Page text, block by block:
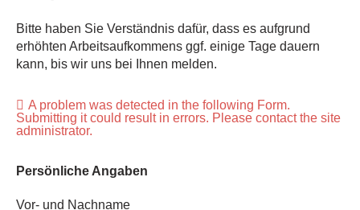
Bitte haben Sie Verständnis dafür, dass es aufgrund
erhöhten Arbeitsaufkommens ggf. einige Tage dauern
kann, bis wir uns bei Ihnen melden.
A problem was detected in the following Form.
Submitting it could result in errors. Please contact the site
administrator.
Persönliche Angaben
Vor- und Nachname